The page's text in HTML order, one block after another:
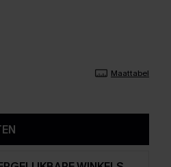
Maattabel